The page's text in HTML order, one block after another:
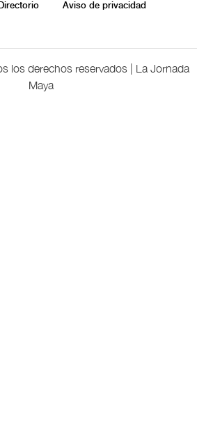
Directorio Aviso de privacidad
los derechos reservados | La Jornada
Maya